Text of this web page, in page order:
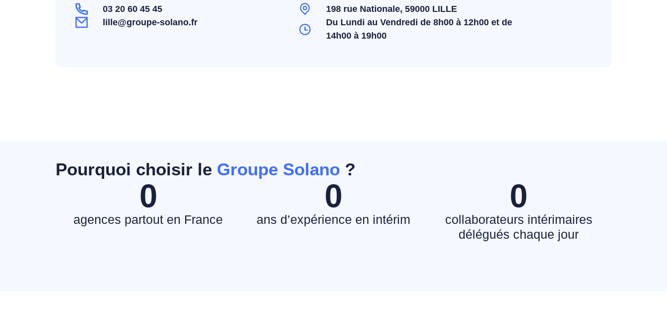
03 20 60 45 45
198 rue Nationale, 59000 LILLE
lille@groupe-solano.fr
Du Lundi au Vendredi de 8h00 à 12h00 et de
14h00 à 19h00
Pourquoi choisir le Groupe Solano ?
agences partout en France
0
ans d’expérience en intérim
0
collaborateurs intérimaires
délégués chaque jour
0